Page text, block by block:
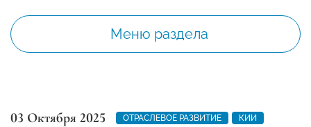
Меню раздела
03 Октября 2025 ОТРАСЛЕВОЕ РАЗВИТИЕ КИИ